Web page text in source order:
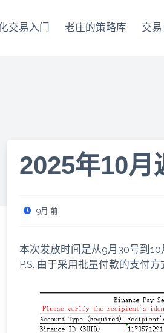
交易入门 老庄的策略库 交
2025年10月
9月 前
本次发放时间是从9月30号到10
P.S. 由于采用批量付款的支付